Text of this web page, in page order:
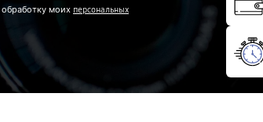
моих персональных